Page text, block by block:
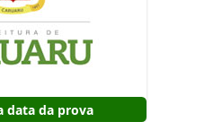
data da prova